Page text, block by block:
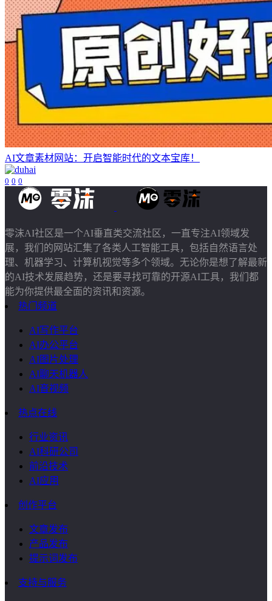
AI文章素材网站：开启智能时代的文本宝库！
0 0 0
零沫AI社区是一个AI垂直类交流社区，一直专注AI领域发
展，我们的网站汇集了各类人工智能工具，包括自然语言处
理、机器学习、计算机视觉等多个领域。无论你是想了解最新
的AI技术发展趋势，还是要寻找可靠的开源AI工具，我们都
能为你提供最全面的资讯和资源。
热门频道
AI写作平台
AI办公平台
AI图片处理
AI聊天机器人
AI音视频
热点在线
行业资讯
AI科研公司
前沿技术
AI应用
创作平台
文章发布
产品发布
提示词发布
支持与服务